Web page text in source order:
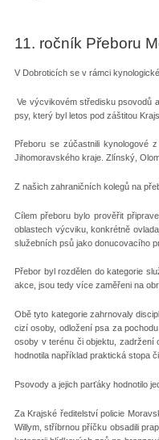
11. ročník Přeboru
V Dobroticích se v rámci
Ve výcvikovém středisku psovodů
psy, který byl letos pod záštitou
Přeboru se zúčastnili kynologové
Jihomoravského kraje. Zlínský,
Z našich zahraničních kolegů na
Cílem přeboru bylo prověřit
oblastech výcviku, konkrétně
služebních psů jako donucovacího
Přebor byl rozdělen do kategorie
akce, jsou tedy více zaměřeni na
Obě tyto kategorie zahrnovaly
cizí osoby, odložení psa za
osoby v terénu či objektu, zadržení
hodnotila například praktická stopa
Psovody a jejich parťáky hodnotilo
Za Krajské ředitelství policie
Willym, stříbrnou příčku obsadili